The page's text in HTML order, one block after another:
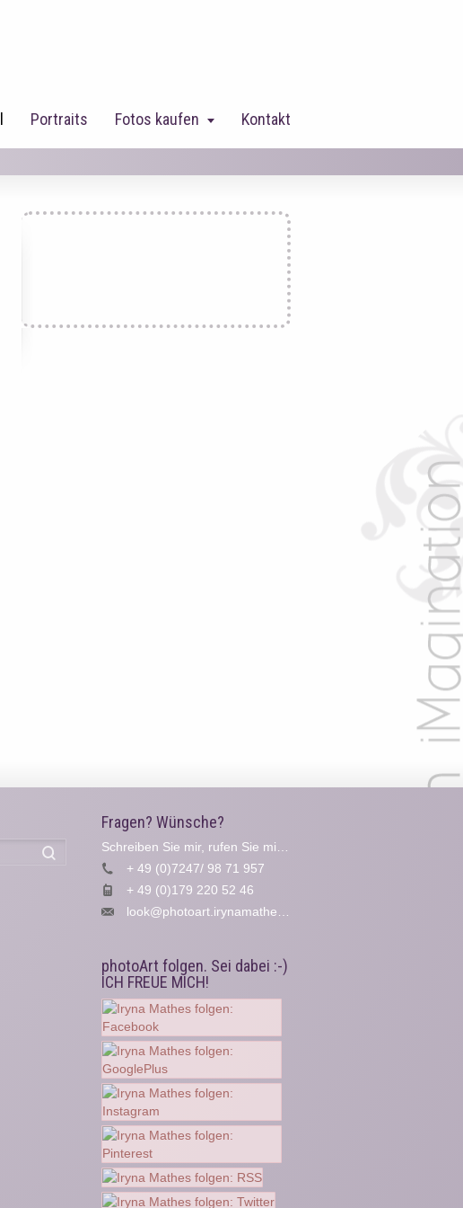
Portraits Fotos kaufen Kontakt
Fragen? Wünsche?
Schreiben Sie mir, rufen Sie mich an...
+ 49 (0)7247/ 98 71 957
+ 49 (0)179 220 52 46
look@photoart.irynamathes.de
photoArt folgen. Sei dabei :-)
ICH FREUE MICH!